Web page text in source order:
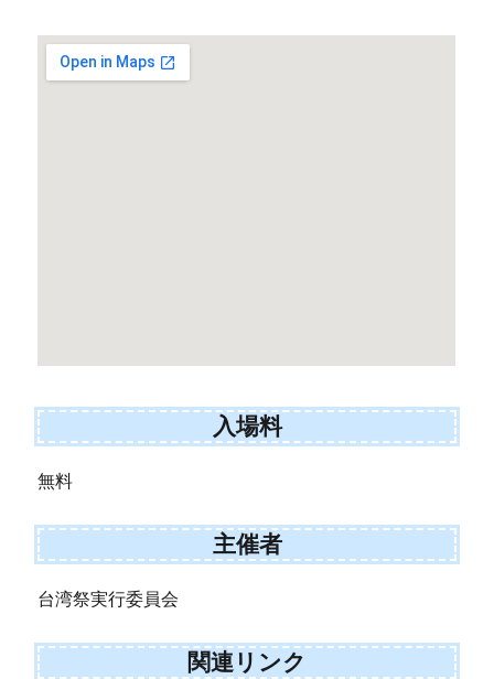
入場料
無料
主催者
台湾祭実行委員会
関連リンク